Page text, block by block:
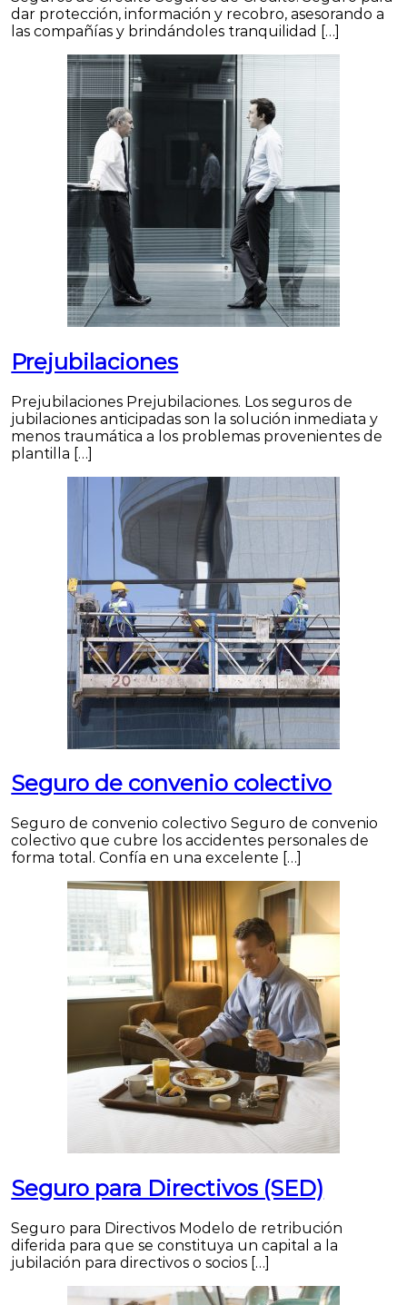
dar protección, información y recobro, asesorando a
las compañías y brindándoles tranquilidad […]
Prejubilaciones
Prejubilaciones Prejubilaciones. Los seguros de
jubilaciones anticipadas son la solución inmediata y
menos traumática a los problemas provenientes de
plantilla […]
Seguro de convenio colectivo
Seguro de convenio colectivo Seguro de convenio
colectivo que cubre los accidentes personales de
forma total. Confía en una excelente […]
Seguro para Directivos (SED)
Seguro para Directivos Modelo de retribución
diferida para que se constituya un capital a la
jubilación para directivos o socios […]